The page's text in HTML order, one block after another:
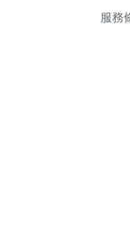
服務